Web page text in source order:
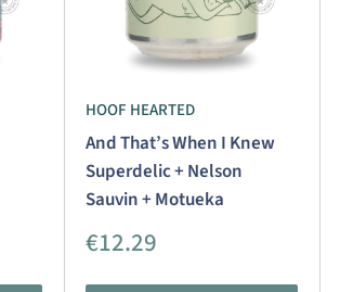
HOOF HEARTED
And That’s When I Knew
Superdelic + Nelson
Sauvin + Motueka
Aanbiedingsprijs
€12.29